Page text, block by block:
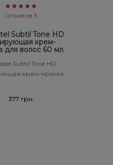
Отзывов 3
Subtil Tone HD
крем-
для волос 60 мл.
Subtil Tone HD
крем-краска
377 грн.